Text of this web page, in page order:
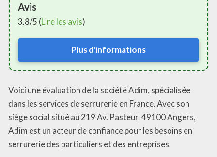
Avis
3.8/5 (Lire les avis)
Plus d'informations
Voici une évaluation de la société Adim, spécialisée
dans les services de serrurerie en France. Avec son
siège social situé au 219 Av. Pasteur, 49100 Angers,
Adim est un acteur de confiance pour les besoins en
serrurerie des particuliers et des entreprises.